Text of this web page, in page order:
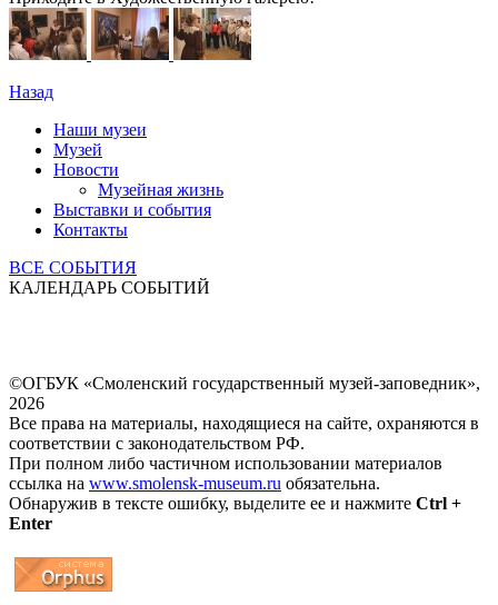
Назад
Наши музеи
Музей
Новости
Музейная жизнь
Выставки и события
Контакты
ВСЕ СОБЫТИЯ
КАЛЕНДАРЬ СОБЫТИЙ
©ОГБУК «Смоленский государственный музей-заповедник»,
2026
Все права на материалы, находящиеся на сайте, охраняются в
соответствии с законодательством РФ.
При полном либо частичном использовании материалов
ссылка на www.smolensk-museum.ru обязательна.
Обнаружив в тексте ошибку, выделите ее и нажмите Ctrl +
Enter